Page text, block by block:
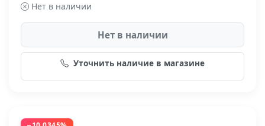
Нет в наличии
Нет в наличии
Уточнить наличие в магазине